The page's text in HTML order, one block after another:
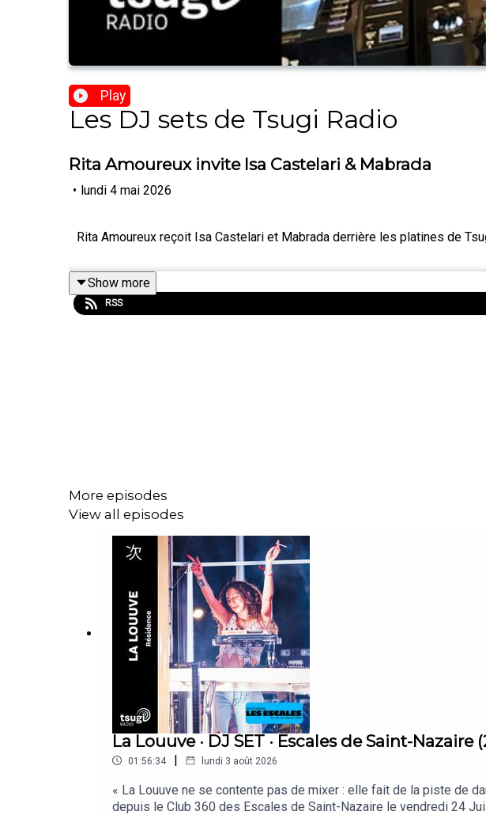
Play
Les DJ sets de Tsugi Radio
Rita Amoureux invite Isa Castelari & Mabrada
• lundi 4 mai 2026
Rita Amoureux reçoit Isa Castelari et Mabrada derrière les platines de
Show more
RSS
More episodes
View all episodes
La Louuve · DJ SET · Escales de Saint-Nazaire
01:56:34 | lundi 3 août 2026
« La Louuve ne se contente pas de mixer : elle fait de la piste de
depuis le Club 360 des Escales de Saint-Nazaire le vendredi 24